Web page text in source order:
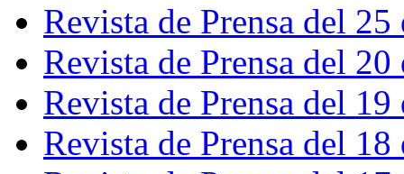
Revista de Prensa del
Revista de Prensa del
Revista de Prensa del
Revista de Prensa del